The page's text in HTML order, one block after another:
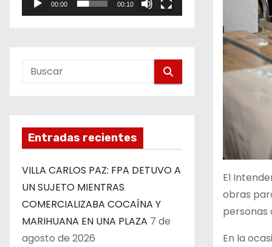
00:00 00:10
Entradas recientes
VILLA CARLOS PAZ: FPA DETUVO A
UN SUJETO MIENTRAS
COMERCIALIZABA COCAÍNA Y
MARIHUANA EN UNA PLAZA 7 de
agosto de 2026
El
obras
personas
En la